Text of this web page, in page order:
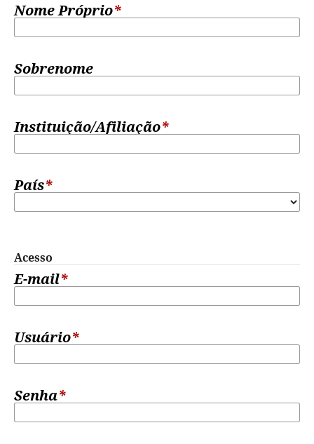
Nome Próprio*
Sobrenome
Instituição/Afiliação*
País*
Acesso
E-mail*
Usuário*
Senha*